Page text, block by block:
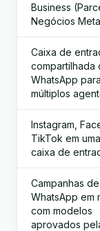
Business
Negócios
Caixa de
compartilhada
WhatsApp para
múltiplos
Instagram,
TikTok em
caixa de
Campanhas de
WhatsApp em
com modelos
aprovados